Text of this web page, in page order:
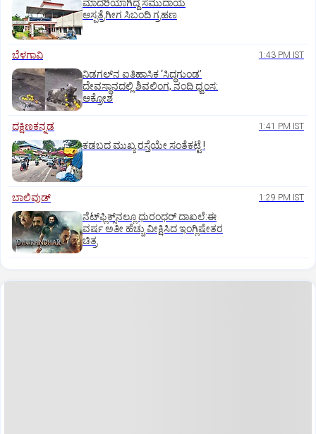
ಮಾದರಿಯಾಗಿದ್ದ ಸಮುದಾಯ
ಆಸ್ಪತ್ರೆಗೀಗ ಸಿಬಂದಿ ಗ್ರಹಣ
ಬೆಳಗಾವಿ 1:43 PM IST
ನಿಡಗಲ್‌ನ ಐತಿಹಾಸಿಕ ‘ಸಿದ್ಧಗುಂಡ’
ದೇವಸ್ಥಾನದಲ್ಲಿ ಶಿವಲಿಂಗ, ನಂದಿ ಧ್ವಂಸ:
ಆಕ್ರೋಶ
ದಕ್ಷಿಣಕನ್ನಡ 1:41 PM IST
ಕಡಬದ ಮುಖ್ಯ ರಸ್ತೆಯೇ ಸಂತೆಕಟ್ಟೆ !
ಬಾಲಿವುಡ್‌ 1:29 PM IST
ನೆಟ್‌ಫ್ಲಿಕ್ಸ್‌ನಲ್ಲೂ ಧುರಂಧರ್‌ ದಾಖಲೆ:ಈ
ವರ್ಷ ಅತೀ ಹೆಚ್ಚು ವೀಕ್ಷಿಸಿದ ಇಂಗ್ಲಿಷೇತರ
ಚಿತ್ರ